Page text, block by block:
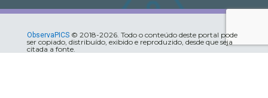
ObservaPICS© 2018-2026. Todo o conteúdo deste portal pode
ser copiado, distribuído, exibido e reproduzido, desde que seja
citada a fonte.